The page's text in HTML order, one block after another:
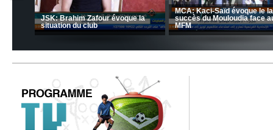
MCA: Kaci-Saïd évoque le
succès du Mouloudia face
MFM
JSK: Brahim Zafour évoque la
situation du club